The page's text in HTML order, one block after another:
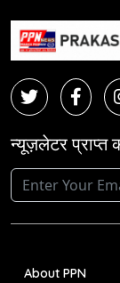
न्यूज़लेटर प्राप्त
About PPN